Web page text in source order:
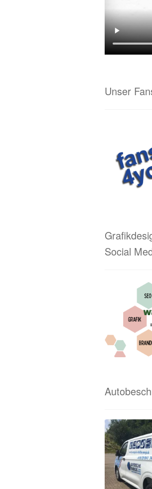
Unser
Social